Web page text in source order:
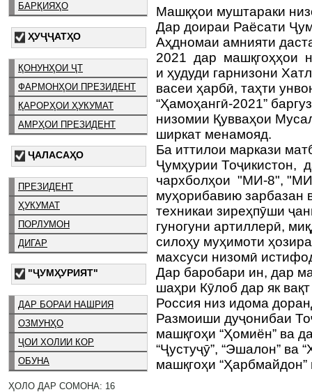
БАРҚИЯҲО
ҲУҶҶАТҲО
ҚОНУНҲОИ ҶТ
ФАРМОНҲОИ ПРЕЗИДЕНТ
ҚАРОРҲОИ ҲУКУМАТ
АМРҲОИ ПРЕЗИДЕНТ
ҶАЛАСАҲО
ПРЕЗИДЕНТ
ҲУКУМАТ
ПОРЛУМОН
ДИГАР
"ҶУМҲУРИЯТ"
ДАР БОРАИ НАШРИЯ
ОЗМУНҲО
ҶОИ ХОЛИИ КОР
ОБУНА
ҲОЛО ДАР СОМОНА: 16
Машқҳои муштараки
Дар доираи Раёсати
Аҳдномаи амнияти
2021 дар машқгоҳҳои
и ҳудуди гарнизони
васеи ҳарбӣ, таҳти
“Ҳамоҳангӣ-2021”
низомии Қувваҳои
ширкат менамояд.
Ба иттилои маркази
Ҷумҳурии Тоҷикистон,
чархболҳои "МИ-8",
муҳорибавию зарбазан
техникаи зиреҳпӯши
гуногуни артиллерӣ,
силоҳу муҳимоти
махсуси низомӣ
Дар баробари ин, дар
шаҳри Кӯлоб дар як
Россия низ идома
Размоиши дуҷонибаи
машқгоҳи “Ҳомиён” ва
“Ҷустуҷӯ”, “Эшалон” ва
машқгоҳи